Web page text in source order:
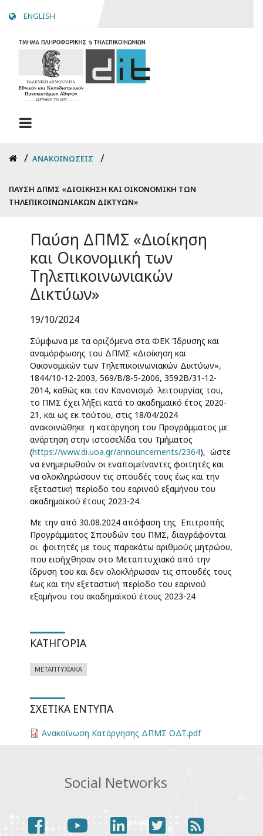
content
ENGLISH
Breadcrumb
ΑΝΑΚΟΙΝΏΣΕΙΣ
ΠΑΎΣΗ ΔΠΜΣ «ΔΙΟΊΚΗΣΗ ΚΑΙ ΟΙΚΟΝΟΜΙΚΉ ΤΩΝ
ΤΗΛΕΠΙΚΟΙΝΩΝΙΑΚΏΝ ΔΙΚΤΎΩΝ»
Παύση ΔΠΜΣ «Διοίκηση
και Οικονομική των
Τηλεπικοινωνιακών
Δικτύων»
19/10/2024
Σύμφωνα με τα οριζόμενα στα ΦΕΚ Ίδρυσης και
αναμόρφωσης του ΔΠΜΣ «Διοίκηση και
Οικονομικών των Τηλεπικοινωνιακών Δικτύων»,
1844/10-12-2003, 569/Β/8-5-2006, 3592Β/31-12-
2014, καθώς και τον Κανονισμό λειτουργίας του,
το ΠΜΣ έχει λήξει κατά το ακαδημαϊκό έτος 2020-
21, και ως εκ τούτου, στις 18/04/2024
ανακοινώθηκε η κατάργηση του Προγράμματος με
ανάρτηση στην ιστοσελίδα του Τμήματος
(https://www.di.uoa.gr/announcements/2364), ώστε
να ενημερωθούν οι εναπομείναντες φοιτητές και
να ολοκληρώσουν τις σπουδές τους έως και την
εξεταστική περίοδο του εαρινού εξαμήνου του
ακαδημαϊκού έτους 2023-24.
Με την από 30.08.2024 απόφαση της Επιτροπής
Προγράμματος Σπουδών του ΠΜΣ, διαγράφονται
οι φοιτητές με τους παρακάτω αριθμούς μητρώου,
που εισήχθησαν στο Μεταπτυχιακό από την
ίδρυση του και δεν ολοκλήρωσαν τις σπουδές τους
έως και την εξεταστική περίοδο του εαρινού
εξαμήνου του ακαδημαϊκού έτους 2023-24
ΚΑΤΗΓΟΡΊΑ
ΜΕΤΑΠΤΥΧΙΑΚΆ
ΣΧΕΤΙΚΆ ΈΝΤΥΠΑ
Ανακοίνωση Κατάργησης ΔΠΜΣ ΟΔΤ.pdf
Social Networks
facebookyoutubelinkedin
twitterrss